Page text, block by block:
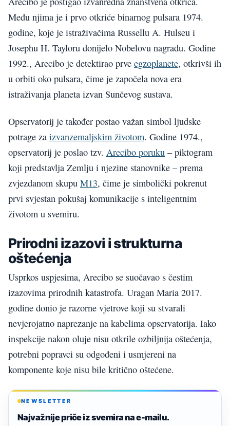
Među njima je i prvo otkriće binarnog pulsara 1974.
godine, koje je istraživačima Russellu A. Hulseu i
Josephu H. Tayloru donijelo Nobelovu nagradu. Godine
1992., Arecibo je detektirao prve egzoplanete, otkrivši ih
u orbiti oko pulsara, čime je započela nova era
istraživanja planeta izvan Sunčevog sustava.
Opservatorij je također postao važan simbol ljudske
potrage za izvanzemaljskim životom. Godine 1974.,
opservatorij je poslao tzv. Arecibo poruku – piktogram
koji predstavlja Zemlju i njezine stanovnike – prema
zvjezdanom skupu M13, čime je simbolički pokrenut
prvi svjestan pokušaj komunikacije s inteligentnim
životom u svemiru.
Prirodni izazovi i strukturna
oštećenja
Usprkos uspjesima, Arecibo se suočavao s čestim
izazovima prirodnih katastrofa. Uragan Maria 2017.
godine donio je razorne vjetrove koji su stvarali
nevjerojatno naprezanje na kabelima opservatorija. Iako
inspekcije nakon oluje nisu otkrile ozbiljnija oštećenja,
potrebni popravci su odgođeni i usmjereni na
komponente koje nisu bile kritično oštećene.
NEWSLETTER
Najvažnije priče iz svemira na e-mailu.